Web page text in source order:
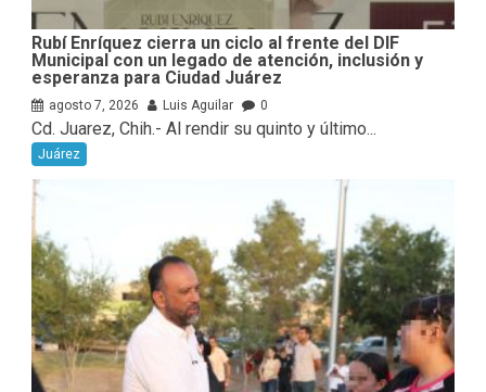
Rubí Enríquez cierra un ciclo al frente del DIF
Municipal con un legado de atención, inclusión y
esperanza para Ciudad Juárez
agosto 7, 2026 Luis Aguilar 0
Cd. Juarez, Chih.- Al rendir su quinto y último...
Juárez